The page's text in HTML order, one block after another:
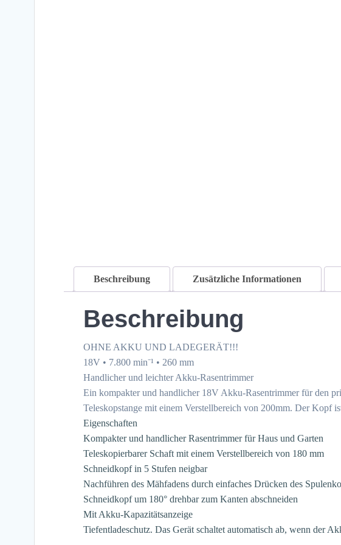
Beschreibung Zusätzliche Informationen
Beschreibung
OHNE AKKU UND LADEGERÄT!!!
18V • 7.800 min⁻¹ • 260 mm
Handlicher und leichter Akku-Rasentrimmer
Ein kompakter und handlicher 18V Akku-Rasentrimmer für den
Teleskopstange mit einem Verstellbereich von 200mm. Der Kopf
Eigenschaften
Kompakter und handlicher Rasentrimmer für Haus und Garten
Teleskopierbarer Schaft mit einem Verstellbereich von 180 mm
Schneidkopf in 5 Stufen neigbar
Nachführen des Mähfadens durch einfaches Drücken des
Schneidkopf um 180° drehbar zum Kanten abschneiden
Mit Akku-Kapazitätsanzeige
Tiefentladeschutz. Das Gerät schaltet automatisch ab, wenn der